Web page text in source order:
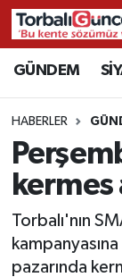
GÜNDEM
HABERLER
kermes
Torbalı'nın
pazarında
İzmir
İzmir
İzmir
İzmir
Süper Lig